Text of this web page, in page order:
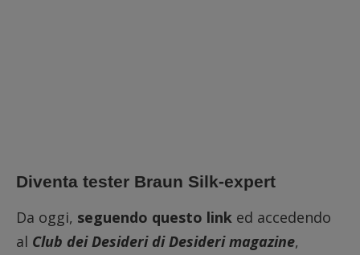
Diventa tester Braun Silk-expert
Da oggi, seguendo questo link ed accedendo
al Club dei Desideri di Desideri magazine,